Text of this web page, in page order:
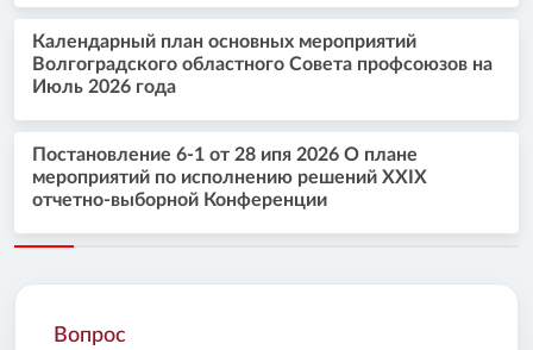
Календарный план основных мероприятий
Волгоградского областного Совета профсоюзов на
Июль 2026 года
Постановление 6-1 от 28 ипя 2026 О плане
мероприятий по исполнению решений XXIX
отчетно-выборной Конференции
Вопрос